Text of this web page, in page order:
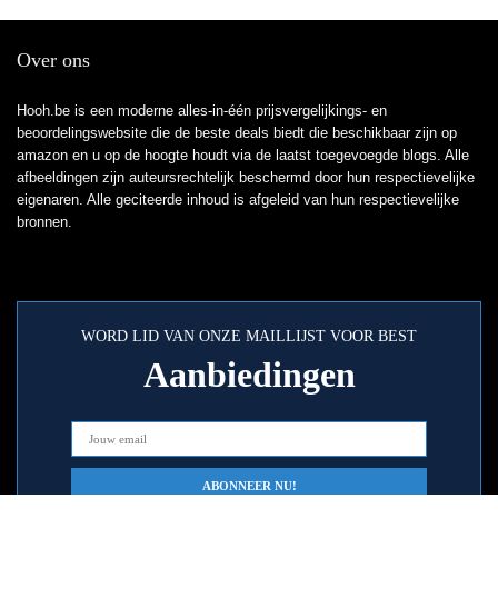
Over ons
Hooh.be is een moderne alles-in-één prijsvergelijkings- en
beoordelingswebsite die de beste deals biedt die beschikbaar zijn op
amazon en u op de hoogte houdt via de laatst toegevoegde blogs. Alle
afbeeldingen zijn auteursrechtelijk beschermd door hun respectievelijke
eigenaren. Alle geciteerde inhoud is afgeleid van hun respectievelijke
bronnen.
WORD LID VAN ONZE MAILLIJST VOOR BEST
Aanbiedingen